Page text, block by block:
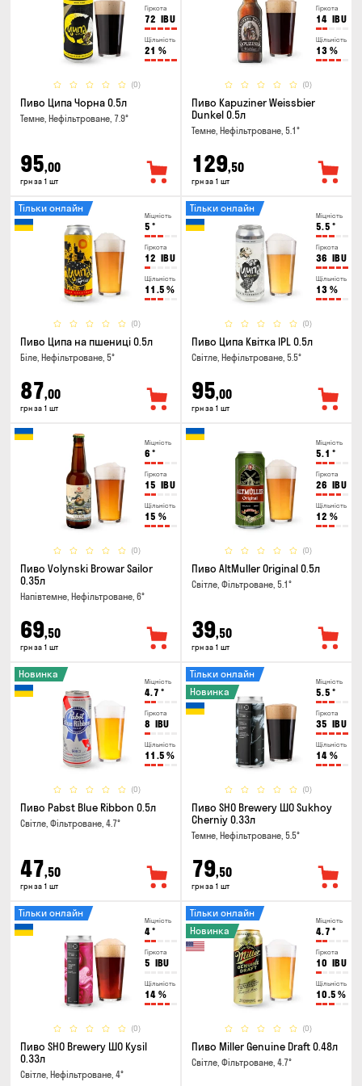
Гіркота
72 IBU
Щільність
21 %
(0)
Пиво Ципа Чорна 0.5л
Темне, Нефільтроване, 7.9°
95,00
грн за 1 шт
Гіркота
14 IBU
Щільність
13 %
(0)
Пиво Kapuziner Weissbier
Dunkel 0.5л
Темне, Нефільтроване, 5.1°
129,50
грн за 1 шт
Міцність
5 °
Гіркота
12 IBU
Щільність
11.5 %
(0)
Тільки онлайн
Пиво Ципа на пшениці 0.5л
Біле, Нефільтроване, 5°
87,00
грн за 1 шт
Міцність
5.5 °
Гіркота
36 IBU
Щільність
13 %
(0)
Тільки онлайн
Пиво Ципа Квітка IPL 0.5л
Світле, Нефільтроване, 5.5°
95,00
грн за 1 шт
Міцність
6 °
Гіркота
15 IBU
Щільність
15 %
(0)
Пиво Volynski Browar Sailor
0.35л
Напівтемне, Нефільтроване, 6°
69,50
грн за 1 шт
Міцність
5.1 °
Гіркота
26 IBU
Щільність
12 %
(0)
Пиво AltMuller Original 0.5л
Світле, Фільтроване, 5.1°
39,50
грн за 1 шт
Міцність
4.7 °
Гіркота
8 IBU
Щільність
11.5 %
(0)
Новинка
Пиво Pabst Blue Ribbon 0.5л
Світле, Фільтроване, 4.7°
47,50
грн за 1 шт
Міцність
5.5 °
Гіркота
35 IBU
Щільність
14 %
(0)
Тільки онлайн
Новинка
Пиво SHO Brewery ШО Sukhoy
Cherniy 0.33л
Темне, Нефільтроване, 5.5°
79,50
грн за 1 шт
Міцність
4°
Гіркота
5 IBU
Щільність
14 %
(0)
Тільки онлайн
Пиво SHO Brewery ШО Kysil
0.33л
Світле, Нефільтроване, 4°
Міцність
4.7 °
Гіркота
10 IBU
Щільність
10.5 %
(0)
Тільки онлайн
Новинка
Пиво Miller Genuine Draft 0.48л
Світле, Фільтроване, 4.7°